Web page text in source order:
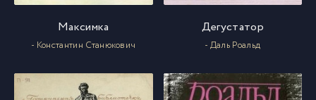
Максимка
- Константин Станюкович
Дегустатор
- Даль Роальд